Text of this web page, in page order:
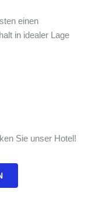
einen
in idealer Lage
Sie unser Hotel!